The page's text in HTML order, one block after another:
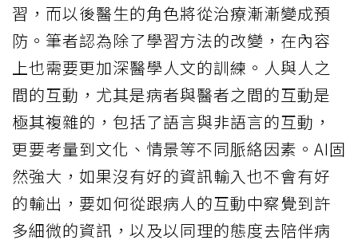
習，而以後醫生的角色將從治療漸漸變成預
防。筆者認為除了學習方法的改變，在內容
上也需要更加深醫學人文的訓練。人與人之
間的互動，尤其是病者與醫者之間的互動是
極其複雜的，包括了語言與非語言的互動，
更要考量到文化、情景等不同脈絡因素。AI固
然強大，如果沒有好的資訊輸入也不會有好
的輸出，要如何從跟病人的互動中察覺到許
多細微的資訊，以及以同理的態度去陪伴病